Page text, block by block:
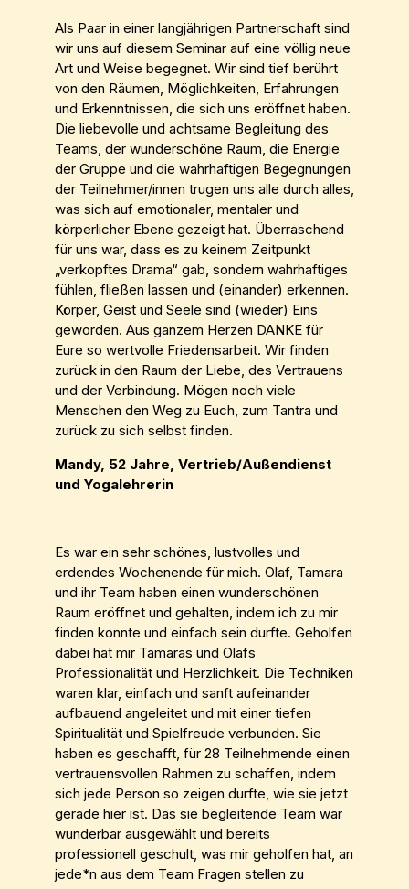
Als Paar in einer langjährigen Partnerschaft sind
wir uns auf diesem Seminar auf eine völlig neue
Art und Weise begegnet. Wir sind tief berührt
von den Räumen, Möglichkeiten, Erfahrungen
und Erkenntnissen, die sich uns eröffnet haben.
Die liebevolle und achtsame Begleitung des
Teams, der wunderschöne Raum, die Energie
der Gruppe und die wahrhaftigen Begegnungen
der Teilnehmer/innen trugen uns alle durch alles,
was sich auf emotionaler, mentaler und
körperlicher Ebene gezeigt hat. Überraschend
für uns war, dass es zu keinem Zeitpunkt
„verkopftes Drama“ gab, sondern wahrhaftiges
fühlen, fließen lassen und (einander) erkennen.
Körper, Geist und Seele sind (wieder) Eins
geworden. Aus ganzem Herzen DANKE für
Eure so wertvolle Friedensarbeit. Wir finden
zurück in den Raum der Liebe, des Vertrauens
und der Verbindung. Mögen noch viele
Menschen den Weg zu Euch, zum Tantra und
zurück zu sich selbst finden.
Mandy, 52 Jahre, Vertrieb/Außendienst
und Yogalehrerin
Es war ein sehr schönes, lustvolles und
erdendes Wochenende für mich. Olaf, Tamara
und ihr Team haben einen wunderschönen
Raum eröffnet und gehalten, indem ich zu mir
finden konnte und einfach sein durfte. Geholfen
dabei hat mir Tamaras und Olafs
Professionalität und Herzlichkeit. Die Techniken
waren klar, einfach und sanft aufeinander
aufbauend angeleitet und mit einer tiefen
Spiritualität und Spielfreude verbunden. Sie
haben es geschafft, für 28 Teilnehmende einen
vertrauensvollen Rahmen zu schaffen, indem
sich jede Person so zeigen durfte, wie sie jetzt
gerade hier ist. Das sie begleitende Team war
wunderbar ausgewählt und bereits
professionell geschult, was mir geholfen hat, an
jede*n aus dem Team Fragen stellen zu